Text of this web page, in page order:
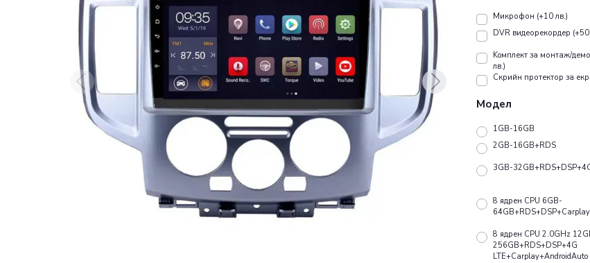
Микрофон (+10 лв.)
DVR видеорекордер (+50
Koмплект за монтаж/
лв.)
Скрийн протектор за
Модел
1GB-16GB
2GB-16GB+RDS
3GB-
8 ядрен CPU 6GB-
8 ядрен CPU 2.0GHz
256GB+RDS+DSP+4G
LTE+Carplay+AndroidAuto